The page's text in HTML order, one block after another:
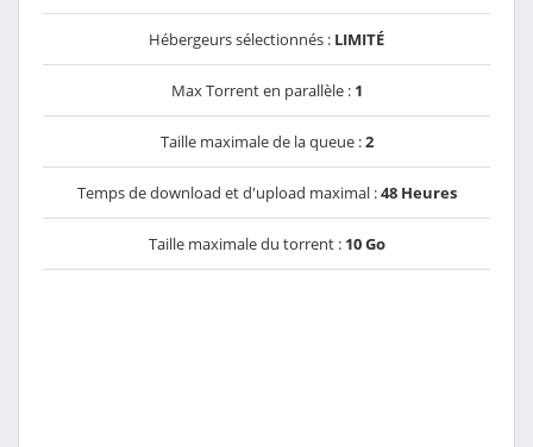
Hébergeurs sélectionnés : LIMITÉ
Max Torrent en parallèle : 1
Taille maximale de la queue :2
Temps de download et d'upload maximal :48 Heures
Taille maximale du torrent : 10 Go